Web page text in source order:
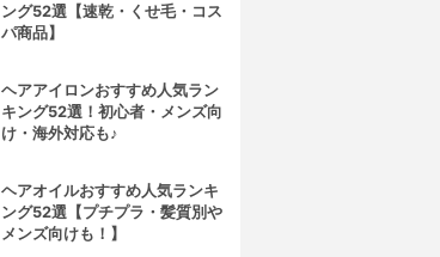
ング52選【速乾・くせ毛・コス
パ商品】
ヘアアイロンおすすめ人気ラン
キング52選！初心者・メンズ向
け・海外対応も♪
ヘアオイルおすすめ人気ランキ
ング52選【プチプラ・髪質別や
メンズ向けも！】